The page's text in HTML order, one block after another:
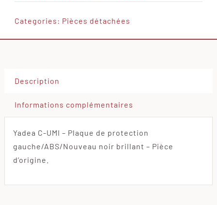
noir
Categories: Pièces détachées
Description
Informations complémentaires
Yadea C-UMI – Plaque de protection
gauche/ABS/Nouveau noir brillant – Pièce
d’origine.